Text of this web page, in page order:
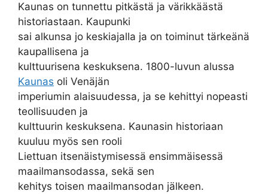
Kaunas on tunnettu pitkästä ja värikkäästä
historiastaan. Kaupunki
sai alkunsa jo keskiajalla ja on toiminut tärkeänä
kaupallisena ja
kulttuurisena keskuksena. 1800-luvun alussa
Kaunas oli Venäjän
imperiumin alaisuudessa, ja se kehittyi nopeasti
teollisuuden ja
kulttuurin keskuksena. Kaunasin historiaan
kuuluu myös sen rooli
Liettuan itsenäistymisessä ensimmäisessä
maailmansodassa, sekä sen
kehitys toisen maailmansodan jälkeen.